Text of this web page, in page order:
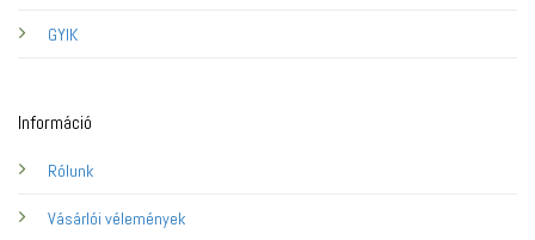
GYIK
Információ
Rólunk
Vásárlói vélemények